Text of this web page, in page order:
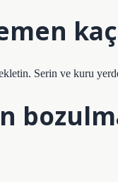
Serin ve kuru